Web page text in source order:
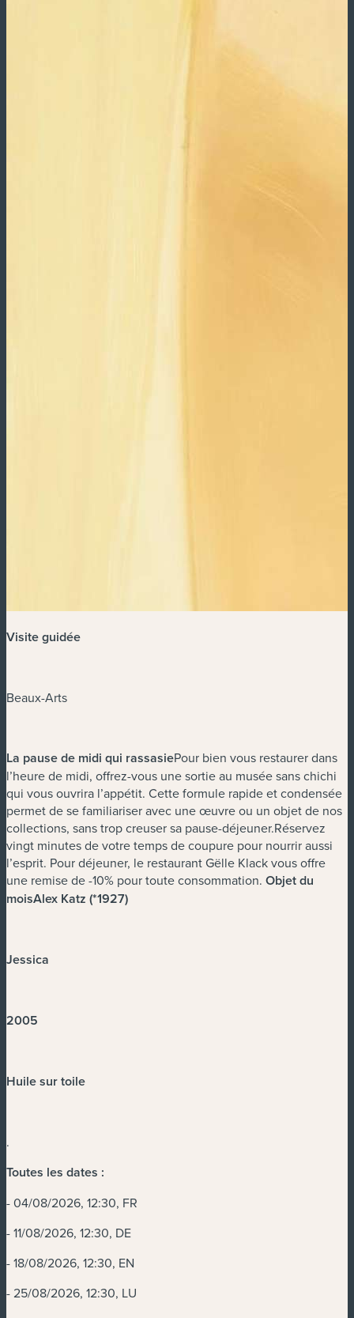
Visite guidée
Beaux-Arts
La pause de midi qui rassasiePour bien vous restaurer dans
l’heure de midi, offrez-vous une sortie au musée sans chichi
qui vous ouvrira l’appétit. Cette formule rapide et condensée
permet de se familiariser avec une œuvre ou un objet de nos
collections, sans trop creuser sa pause-déjeuner.Réservez
vingt minutes de votre temps de coupure pour nourrir aussi
l’esprit. Pour déjeuner, le restaurant Gëlle Klack vous offre
une remise de -10% pour toute consommation. Objet du
moisAlex Katz (*1927)
Jessica
2005
Huile sur toile
.
Toutes les dates :
- 04/08/2026, 12:30, FR
- 11/08/2026, 12:30, DE
- 18/08/2026, 12:30, EN
- 25/08/2026, 12:30, LU